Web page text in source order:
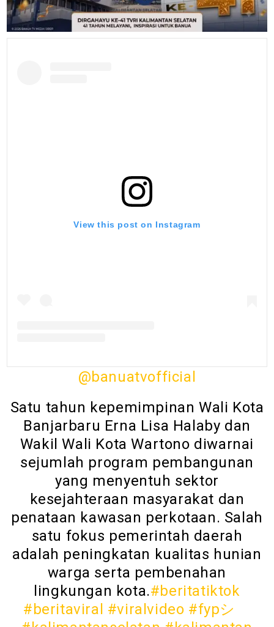
View this post on Instagram
@banuatvofficial
Satu tahun kepemimpinan Wali Kota
Banjarbaru Erna Lisa Halaby dan
Wakil Wali Kota Wartono diwarnai
sejumlah program pembangunan
yang menyentuh sektor
kesejahteraan masyarakat dan
penataan kawasan perkotaan. Salah
satu fokus pemerintah daerah
adalah peningkatan kualitas hunian
warga serta pembenahan
lingkungan kota.#beritatiktok
#beritaviral #viralvideo #fypシ゚